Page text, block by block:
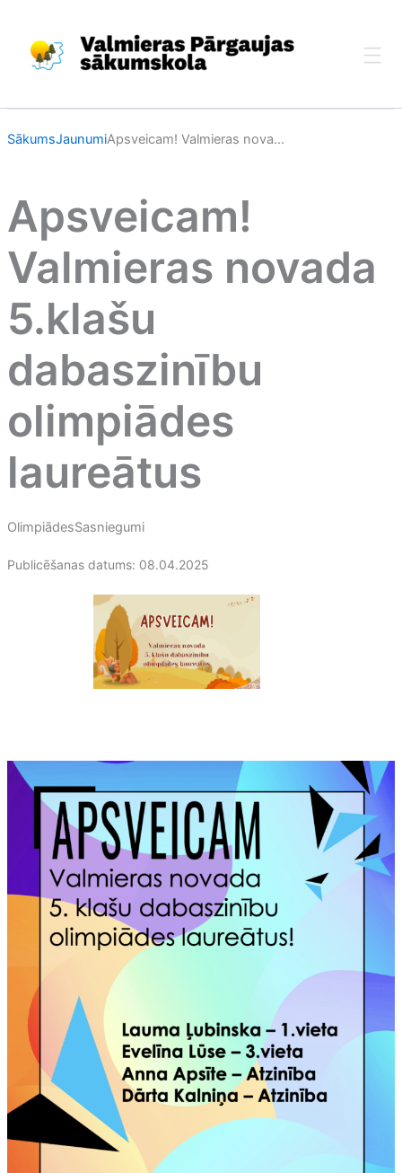
content
SākumsJaunumiApsveicam! Valmieras nova...
Apsveicam!
Valmieras novada
5.klašu
dabaszinību
olimpiādes
laureātus
OlimpiādesSasniegumi
Publicēšanas datums: 08.04.2025